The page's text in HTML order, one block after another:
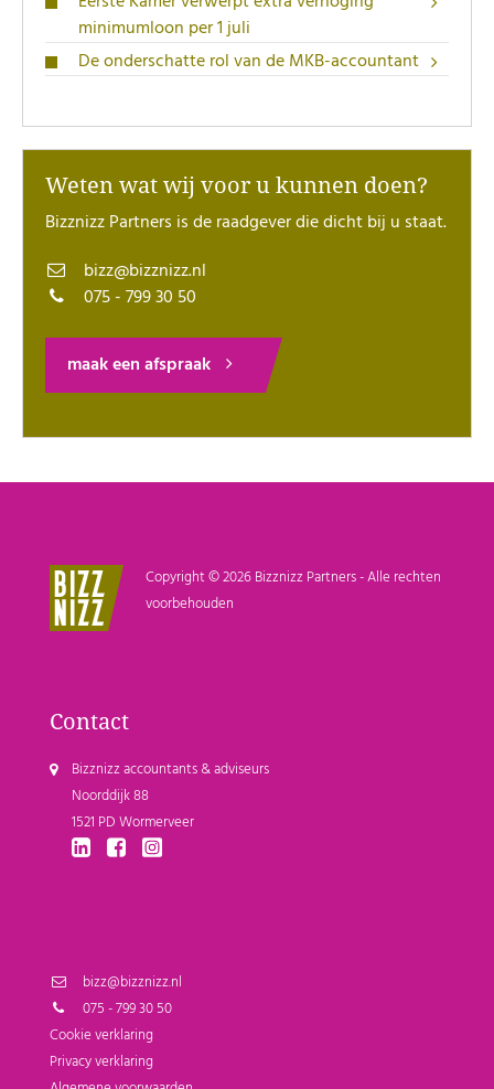
minimumloon per 1 juli
De onderschatte rol van de MKB-accountant
Weten wat wij voor u kunnen doen?
Bizznizz Partners is de raadgever die dicht bij u staat.
bizz@bizznizz.nl
075 - 799 30 50
maak een afspraak
Copyright © 2026 Bizznizz Partners - Alle rechten
voorbehouden
Contact
Bizznizz accountants & adviseurs
Noorddijk 88
1521 PD Wormerveer
bizz@bizznizz.nl
075 - 799 30 50
Cookie verklaring
Privacy verklaring